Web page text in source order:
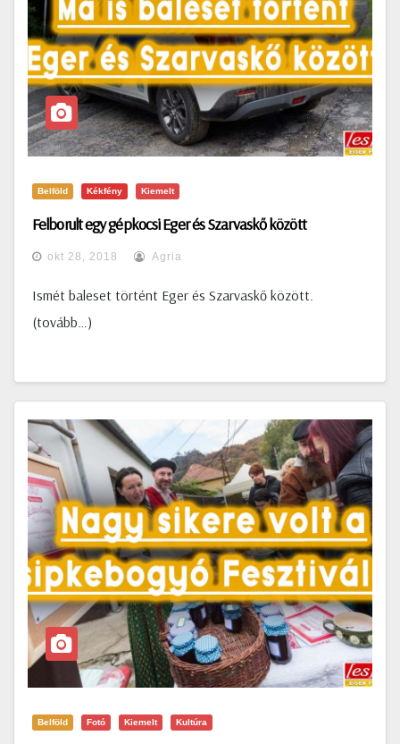
Belföld Kékfény Kiemelt
Felborult egy gépkocsi Eger és Szarvaskő között
okt 28, 2018 Agria
Ismét baleset történt Eger és Szarvaskő között.
(tovább…)
Belföld Fotó Kiemelt Kultúra